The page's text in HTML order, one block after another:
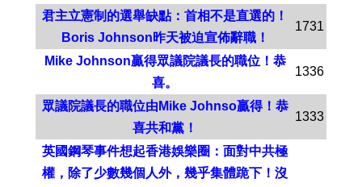
君主立憲制的選舉缺點：首相不是直選的！
Boris Johnson昨天被迫宣佈辭職！
1731
Mike Johnson贏得眾議院議長的職位！恭
喜。
1336
眾議院議長的職位由Mike Johnso贏得！恭
喜共和黨！
1333
英國鋼琴事件想起香港娛樂圈：面對中共極
權，除了少數幾個人外，幾乎集體跪下！沒